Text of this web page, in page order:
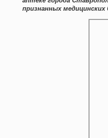
признанных